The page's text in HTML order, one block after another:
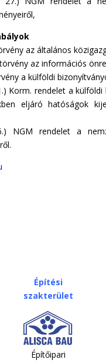
az általános
az információs
a külföldi
Korm. rendeleta külföldi
eljáró hatóságok
NGM rendelet a
Építési
szakterület
Építőipari